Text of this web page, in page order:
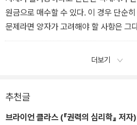
은 어떤가? 영웅이라 불리기는 어려울
은 결국 잔인한 정부가 권력을 유지하는
― (3장 군사집단 약화하기)
원금으로 매수할 수 있다. 이 경우 단순
문제라면 양자가 고려해야 할 사항은 그
을 주고) 전쟁을 끝내는 게 나을까? 그게
까, 아니면 전투를 계속하는 게 나을까?
큼 골치 아프고, 거의 항상 외부 세력들
장 반군, 총, 돈)
더보기
추천글
브라이언 클라스 (『권력의 심리학』 저자